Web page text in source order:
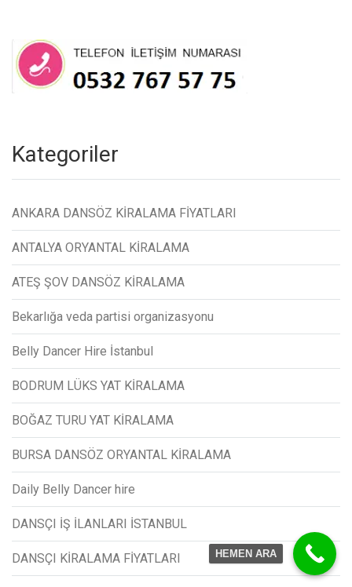
Kategoriler
ANKARA DANSÖZ KİRALAMA FİYATLARI
ANTALYA ORYANTAL KİRALAMA
ATEŞ ŞOV DANSÖZ KİRALAMA
Bekarlığa veda partisi organizasyonu
Belly Dancer Hire İstanbul
BODRUM LÜKS YAT KİRALAMA
BOĞAZ TURU YAT KİRALAMA
BURSA DANSÖZ ORYANTAL KİRALAMA
Daily Belly Dancer hire
DANSÇI İŞ İLANLARI İSTANBUL
DANSÇI KİRALAMA FİYATLARI HEMEN ARA